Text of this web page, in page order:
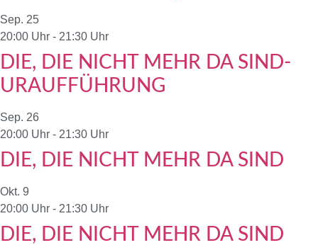
Sep. 25
20:00 Uhr - 21:30 Uhr
DIE, DIE NICHT MEHR DA SIND-
URAUFFÜHRUNG
Sep. 26
20:00 Uhr - 21:30 Uhr
DIE, DIE NICHT MEHR DA SIND
Okt. 9
20:00 Uhr - 21:30 Uhr
DIE, DIE NICHT MEHR DA SIND